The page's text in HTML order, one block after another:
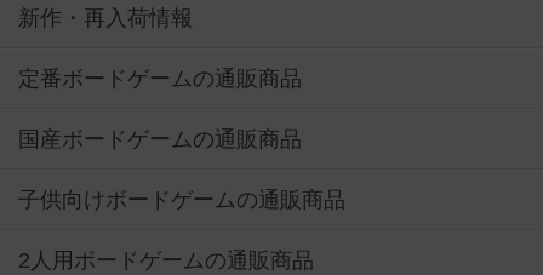
新作・再入荷情報
定番ボードゲームの通販商品
国産ボードゲームの通販商品
子供向けボードゲームの通販商品
2人用ボードゲームの通販商品